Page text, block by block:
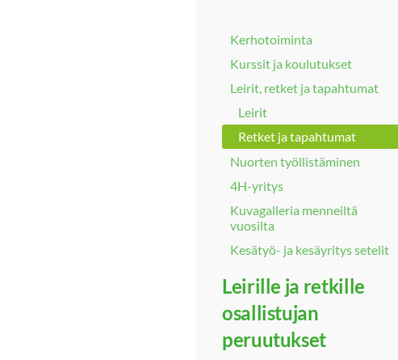
Kerhotoiminta
Kurssit ja koulutukset
Leirit, retket ja tapahtumat
Leirit
Retket ja tapahtumat
Nuorten työllistäminen
4H-yritys
Kuvagalleria menneiltä
vuosilta
Kesätyö- ja kesäyritys setelit
Leirille ja retkille
osallistujan
peruutukset